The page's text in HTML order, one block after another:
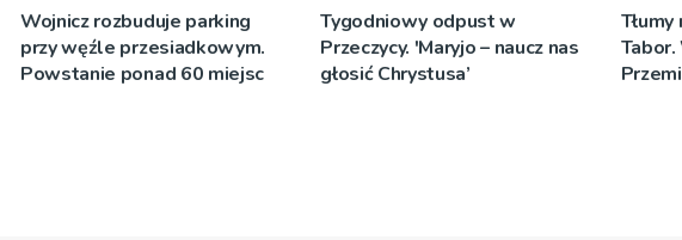
Wojnicz rozbuduje parking
przy węźle przesiadkowym.
Powstanie ponad 60 miejsc
Tygodniowy odpust w
Przeczycy. 'Maryjo – naucz nas
głosić Chrystusa’